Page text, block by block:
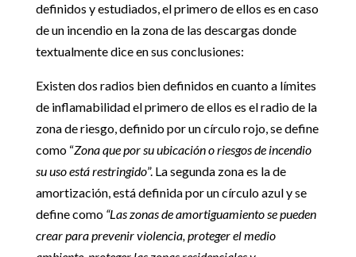
definidos y estudiados, el primero de ellos es en caso
de un incendio en la zona de las descargas donde
textualmente dice en sus conclusiones:
Existen dos radios bien definidos en cuanto a límites
de inflamabilidad el primero de ellos es el radio de la
zona de riesgo, definido por un círculo rojo, se define
como “Zona que por su ubicación o riesgos de incendio
su uso está restringido”. La segunda zona es la de
amortización, está definida por un círculo azul y se
define como “Las zonas de amortiguamiento se pueden
crear para prevenir violencia, proteger el medio